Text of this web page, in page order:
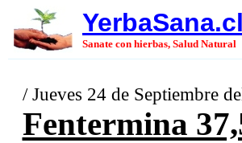
YerbaSana.cl
Sanate con hierbas, Salud Natural
/ Jueves 24 de Septiembre
Fentermina